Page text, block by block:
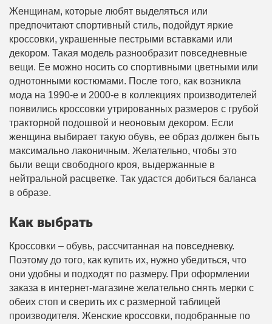
Женщинам, которые любят выделяться или
предпочитают спортивный стиль, подойдут яркие
кроссовки, украшенные пестрыми вставками или
декором. Такая модель разнообразит повседневные
вещи. Ее можно носить со спортивными цветными или
однотонными костюмами. После того, как возникла
мода на 1990-е и 2000-е в коллекциях производителей
появились кроссовки утрированных размеров с грубой
тракторной подошвой и неоновым декором. Если
женщина выбирает такую обувь, ее образ должен быть
максимально лаконичным. Желательно, чтобы это
были вещи свободного кроя, выдержанные в
нейтральной расцветке. Так удастся добиться баланса
в образе.
Как выбрать
Кроссовки – обувь, рассчитанная на повседневку.
Поэтому до того, как купить их, нужно убедиться, что
они удобны и подходят по размеру. При оформлении
заказа в интернет-магазине желательно снять мерки с
обеих стоп и сверить их с размерной таблицей
производителя. Женские кроссовки, подобранные по